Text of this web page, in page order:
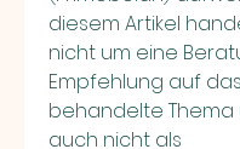
diesem Artikel
nicht um eine
Empfehlung auf das
behandelte Thema
auch nicht als